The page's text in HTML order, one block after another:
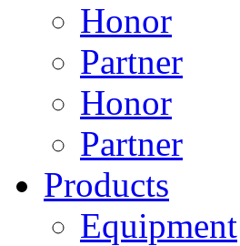
Honor
Partner
Honor
Partner
Products
Equipment